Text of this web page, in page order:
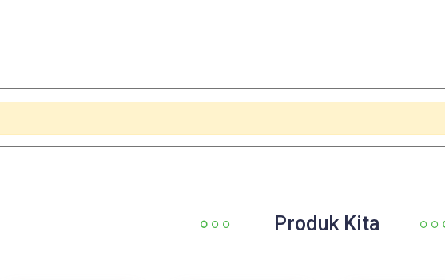
Produk Kita